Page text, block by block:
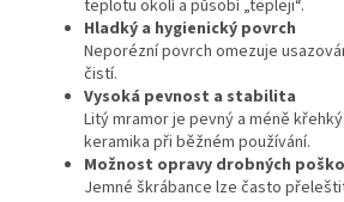
teplotu okolí a působí „tepleji“.
Hladký a hygienický povrch
Neporézní povrch omezuje
čistí.
Vysoká pevnost a stabilita
Litý mramor je pevný a méně
keramika při běžném používání.
Možnost opravy drobných
Jemné škrábance lze často